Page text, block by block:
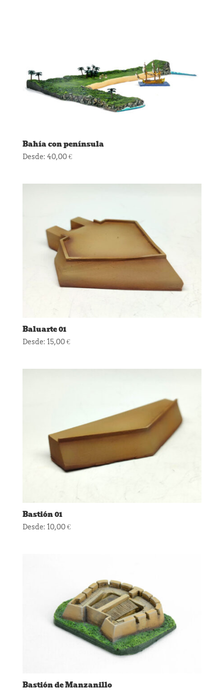
Bahía con península
Desde: 40,00€
Baluarte 01
Desde: 15,00€
Bastión 01
Desde: 10,00€
Bastión de Manzanillo